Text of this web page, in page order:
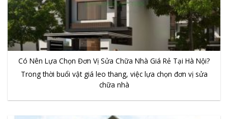
Có Nên Lựa Chọn Đơn Vị Sửa Chữa Nhà Giá Rẻ Tại Hà Nội?
Trong thời buổi vật giá leo thang, việc lựa chọn đơn vị sửa
chữa nhà